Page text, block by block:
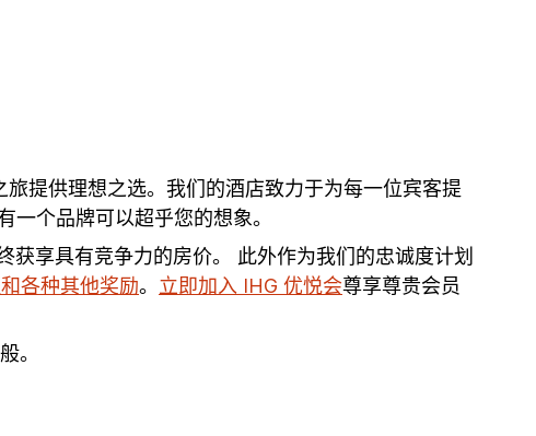
提供理想之选。我们的酒店致力于为每一位宾客提
个品牌可以超乎您的想象。
享具有竞争力的房价。 此外作为我们的忠诚度计划
各种其他奖励。 立即加入 IHG 优悦会尊享尊贵会员
。